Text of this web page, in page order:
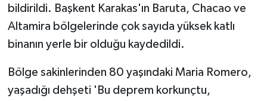
bildirildi. Başkent Karakas'ın Baruta, Chacao ve
Altamira bölgelerinde çok sayıda yüksek katlı
binanın yerle bir olduğu kaydedildi.
Bölge sakinlerinden 80 yaşındaki Maria Romero,
yaşadığı dehşeti 'Bu deprem korkunçtu,